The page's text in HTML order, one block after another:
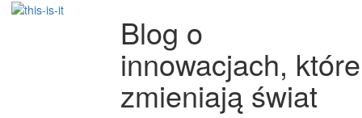
Blog o
innowacjach, które
zmieniają świat